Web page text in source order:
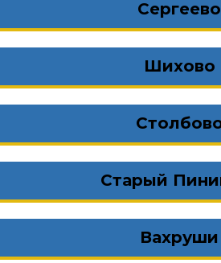
Сергеево
Шихово
Старый
Вахруши